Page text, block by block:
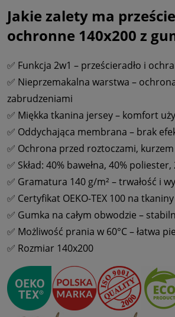
Jakie zalety ma
ochronne 140x200 z
✅ Funkcja 2w1 – prześcieradło i
✅ Nieprzemakalna warstwa –
zabrudzeniami
✅ Miękka tkanina jersey – komfort
✅ Oddychająca membrana – brak
✅ Ochrona przed roztoczami,
✅ Skład: 40% bawełna, 40% poliester,
✅ Gramatura 140 g/m² – trwałość i
✅ Certyfikat OEKO-TEX 100 na tkaniny
✅ Gumka na całym obwodzie –
✅ Możliwość prania w 60°C – łatwa
✅ Rozmiar 140x200